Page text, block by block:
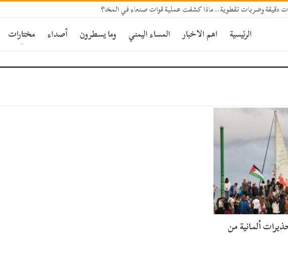
دقيقة وضربات نقطوية.. ماذا كشفت عملية قوات صنعاء في المخا؟
الرئيسية اهم الاخبار المساء اليمني وما يسطرون أصداء مختارات
ألمانية من